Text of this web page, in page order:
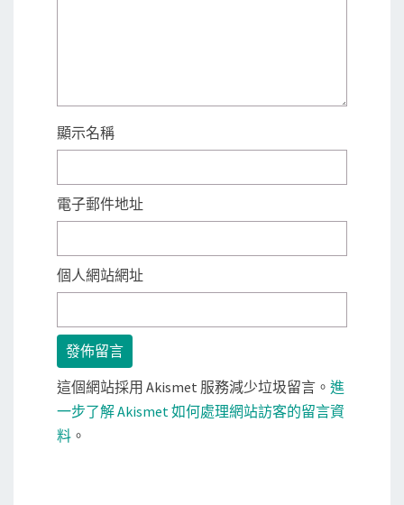
顯示名稱
電子郵件地址
個人網站網址
這個網站採用 Akismet 服務減少垃圾留言。 進
一步了解 Akismet 如何處理網站訪客的留言資
料 。